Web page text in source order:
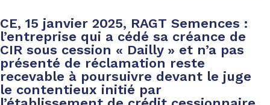
CE, 15 janvier 2025, RAGT Semences :
l’entreprise qui a cédé sa créance de
CIR sous cession « Dailly » et n’a pas
présenté de réclamation reste
recevable à poursuivre devant le juge
le contentieux initié par